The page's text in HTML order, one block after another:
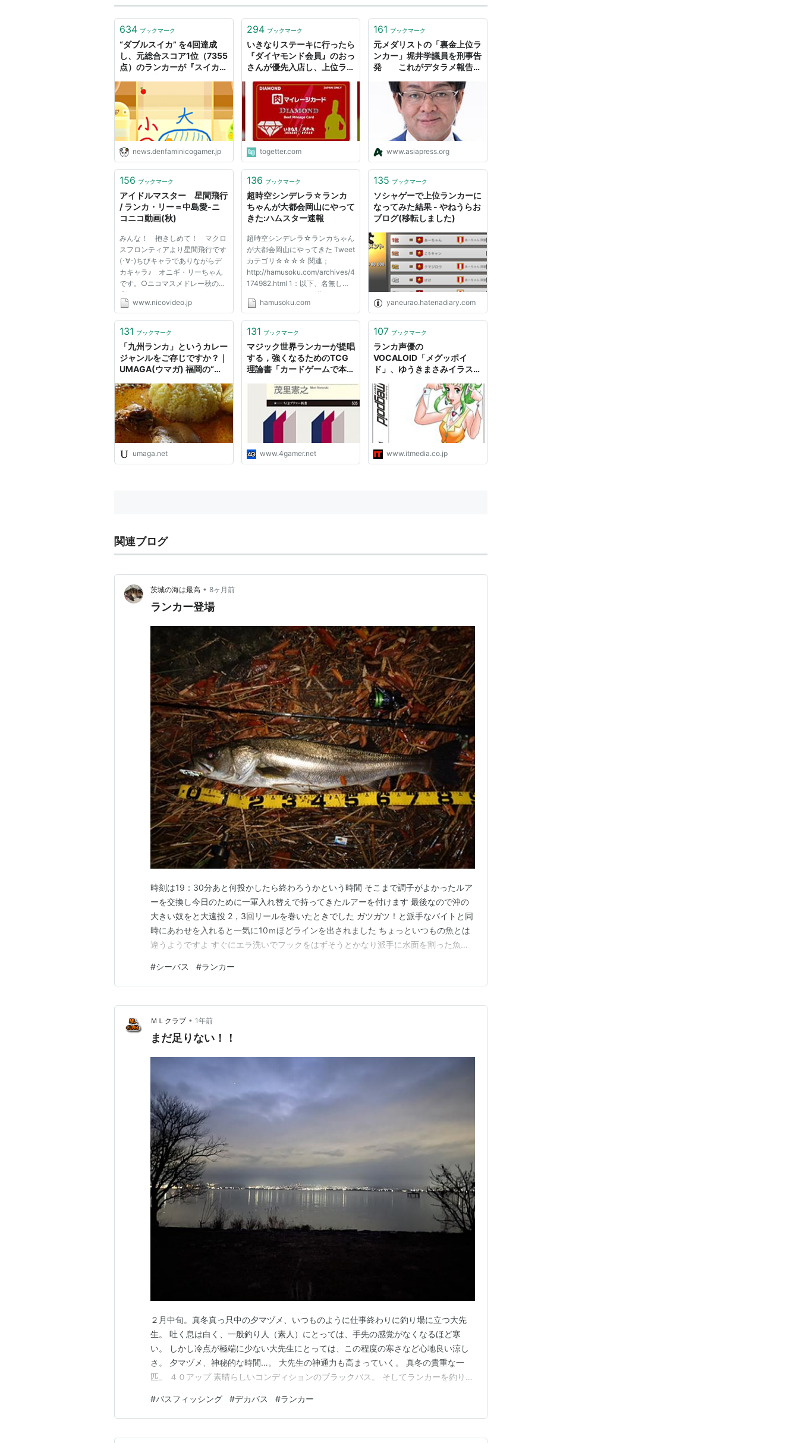
634 ブックマーク
“ダブルスイカ” を4回達成
し、元総合スコア1位（7355
点）のランカーが『スイカゲ
の作り方から、整地する技術
や時差置きなど上級テクニッ
クまで紹介
news.denfaminicogamer.jp
294 ブックマーク
いきなりステーキに行ったら
『ダイヤモンド会員』のおっ
さんが優先入店し、上位ラン
「ギャンブル漫画の導入部み
たいな空気だ」 - Togetter
togetter.com
161 ブックマーク
元メダリストの「裏金上位ラ
ンカー」堀井学議員を刑事告
発 これがデタラメ報告書
www.asiapress.org
156 ブックマーク
アイドルマスター 星間飛行
/ ランカ・リー＝中島愛‐ニ
コニコ動画(秋)
みんな！ 抱きしめて！ マクロ
スフロンティアより星間飛行です
(･∀･)ちびキャラでありながらデ
カキャラ♪ オニギ・リーちゃん
です。○ニコマスメドレー秋の祭
典→sm4965942□Prev:そうだ!
We'reALIVE→sm4360191■他の
→mylist/5210866■慈風ブログ
→http://jifu.jugem.jp/★星間飛行
壁紙シリーズまとめ→【h...
www.nicovideo.jp
136 ブックマーク
超時空シンデレラ☆ランカ
ちゃんが大都会岡山にやって
きた:ハムスター速報
超時空シンデレラ☆ランカちゃん
が大都会岡山にやってきた Tweet
カテゴリ☆☆☆☆ 関連；
http://hamusoku.com/archives/4
174982.html 1：以下、名無しに
かわりましてVIPがお送りしま
す：2011/07/02(土)
ょ、ちょっと待って！ まだ準備
できてないから、カメラに撮らな
いで！！ あれ？、バックの紐...
hamusoku.com
135 ブックマーク
ソシャゲーで上位ランカーに
なってみた結果 - やねうらお
ブログ(移転しました)
yaneurao.hatenadiary.com
131 ブックマーク
「九州ランカ」というカレー
ジャンルをご存じですか？｜
UMAGA(ウマガ) 福岡の“う
ン
umaga.net
131 ブックマーク
マジック世界ランカーが提唱
する，強くなるためのTCG
理論書「カードゲームで本当
ーのためのブックガイド：第
51回）
www.4gamer.net
107 ブックマーク
ランカ声優の
VOCALOID「メグッポイ
ド」、ゆうきまさみイラスト
www.itmedia.co.jp
関連ブログ
茨城の海は最高 • 8ヶ月前
ランカー登場
時刻は19：30分あと何投かしたら終わろうかという時間 そこまで調子がよかったルア
ーを交換し今日のために一軍入れ替えで持ってきたルアーを付けます 最後なので沖の
大きい奴をと大遠投 2，3回リールを巻いたときでした ガツガツ！と派手なバイトと同
時にあわせを入れると一気に10ｍほどラインを出されました ちょっといつもの魚とは
違うようですよ すぐにエラ洗いでフックをはずそうとかなり派手に水面を割った魚で
いつもの沈みテトラを巻くように深く潜ろうとするのでかなり強引に頭の向きを変えな
んとか危険ゾーンは回避 ネットを水につけて魚…
#シーバス #ランカー
ＭＬクラブ • 1年前
まだ足りない！！
２月中旬。真冬真っ只中の夕マヅメ、いつものように仕事終わりに釣り場に立つ大先
生。 吐く息は白く、一般釣り人（素人）にとっては、手先の感覚がなくなるほど寒
い。 しかし冷点が極端に少ない大先生にとっては、この程度の寒さなど心地良い涼し
さ。 夕マヅメ、神秘的な時間…。 大先生の神通力も高まっていく。 真冬の貴重な一
匹。 ４０アップ 素晴らしいコンディションのブラックバス。 そしてランカーを釣り上
ベルの魚を釣り上げる大先生は、やはり持ってる。 一般釣り人（素人）からすれば羨
ましい限りだとは思うが、それでも大先生の狙いは、…
#バスフィッシング #デカバス #ランカー